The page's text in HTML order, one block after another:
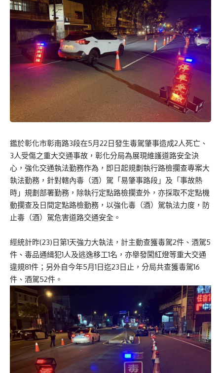
鑑於彰化市彰南路3段在5月22日發生毒駕肇事造成2人死亡、
3人受傷之重大交通事故，彰化分局為展現維護道路安全決
心，強化交通執法勤務作為，即日起規劃執行路檢攔查專案大
執法勤務，針對轄內毒（酒）駕「易肇事路段」及「事故熱
時」規劃部署勤務，除執行定點路檢攔查外，亦採取不定點機
動攔查及日間定點路檢勤務，以強化毒（酒）駕執法力度，防
止毒（酒）駕危害道路交通安全。
經統計昨(23)日第1天強力大執法，計主動查獲毒駕2件、酒駕5
件、毒品通緝犯1人及逃逸移工1名，亦舉發闖紅燈等重大交通
違規81件；另外自今年5月1日迄23日止，分局共查獲毒駕16
件、酒駕52件。